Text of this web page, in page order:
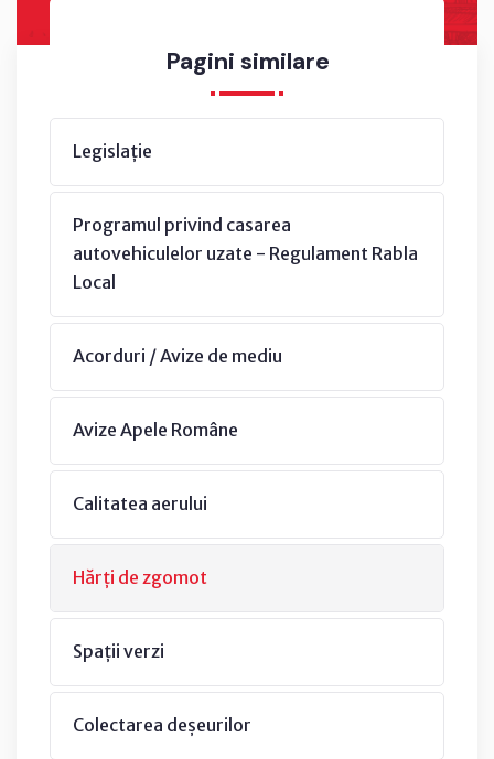
Pagini similare
Legislație
Programul privind casarea
autovehiculelor uzate - Regulament Rabla
Local
Acorduri / Avize de mediu
Avize Apele Române
Calitatea aerului
Hărți de zgomot
Spații verzi
Colectarea deșeurilor